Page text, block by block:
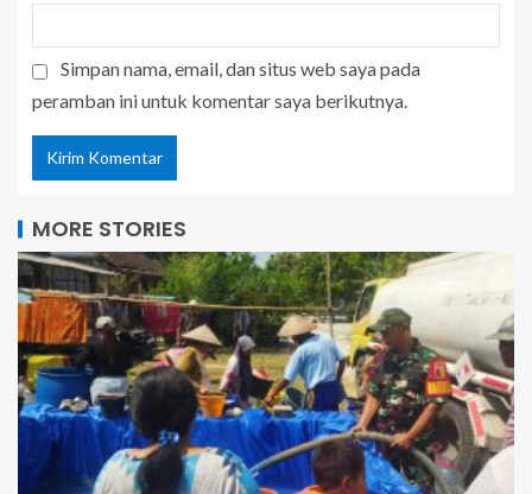
Simpan nama, email, dan situs web saya pada
peramban ini untuk komentar saya berikutnya.
MORE STORIES